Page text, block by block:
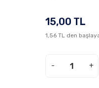
15,00 TL
1,56 TL den
- +